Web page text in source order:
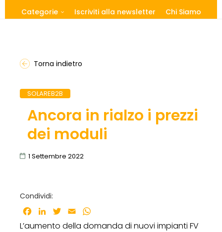
Categorie Iscriviti alla newsletter Chi Siamo
Torna indietro
SOLAREB2B
Ancora in rialzo i prezzi
dei moduli
1 Settembre 2022
Condividi:
Facebook
LinkedInTwitter
Email
L’aumento della domanda di nuovi impianti FV